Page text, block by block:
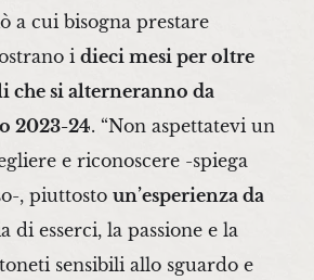
a cui bisogna prestare
i dieci mesi per oltre
che si alterneranno da
2023-24. “Non aspettatevi un
e riconoscere -spiega
, piuttosto un’esperienza da
di esserci, la passione e la
sensibili allo sguardo e